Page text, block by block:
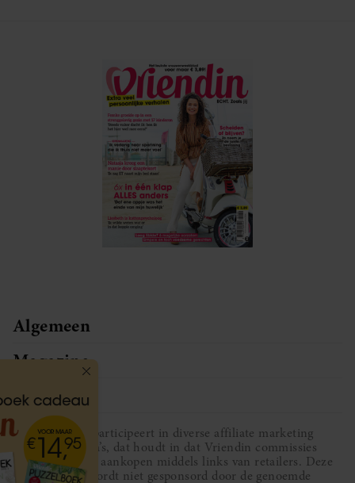
Algemeen
Magazine
Service
Vriendin participeert in diverse affiliate marketing
programma’s, dat houdt in dat Vriendin commissies
ontvangt voor aankopen middels links van retailers. Deze
website wordt niet gesponsord door de genoemde